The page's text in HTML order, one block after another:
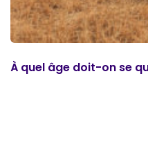
À quel âge doit-on se